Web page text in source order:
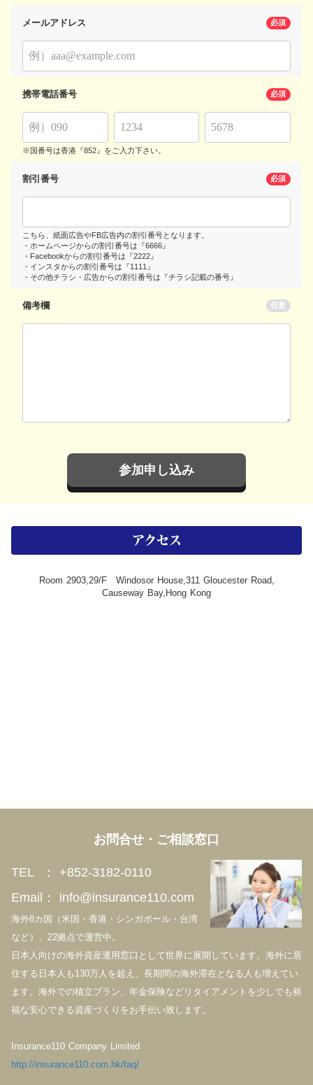
メールアドレス 必須
携帯電話番号 必須
※国番号は香港『852』をご入力下さい。
割引番号 必須
こちら、紙面広告やFB広告内の割引番号となります。
・ホームページからの割引番号は『6666』
・Facebookからの割引番号は『2222』
・インスタからの割引番号は『1111』
・その他チラシ・広告からの割引番号は『チラシ記載の番号』
備考欄 任意
参加申し込み
アクセス
Room 2903,29/F Windosor House,311 Gloucester Road,
Causeway Bay,Hong Kong
お問合せ・ご相談窓口
TEL ： +852-3182-0110
Email ： info@insurance110.com
海外8カ国（米国・ 香港・シンガポール・台湾
など）、22拠点で運営中。
日本人向けの海外資産運用窓口として世界に展開しています。海外に居
住する日本人も130万人を超え、長期間の海外滞在となる人も増えてい
ます。海外での積立プラン、年金保険などリタイアメントを少しでも裕
福な安心できる資産づくりをお手伝い致します。
Insurance110 Company Limited
http://insurance110.com.hk/faq/